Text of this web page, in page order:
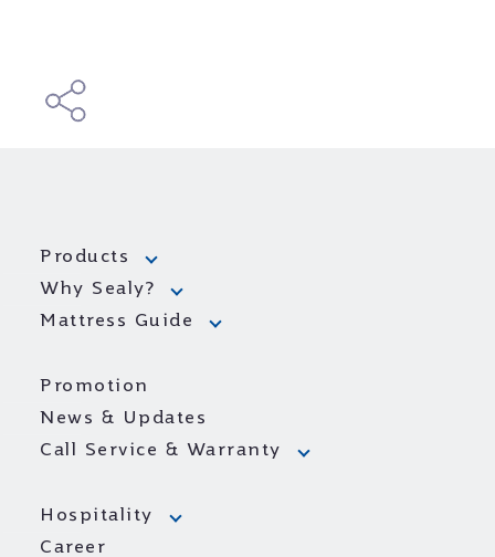
Products
Why Sealy?
Mattress Guide
Promotion
News & Updates
Call Service & Warranty
Hospitality
Career